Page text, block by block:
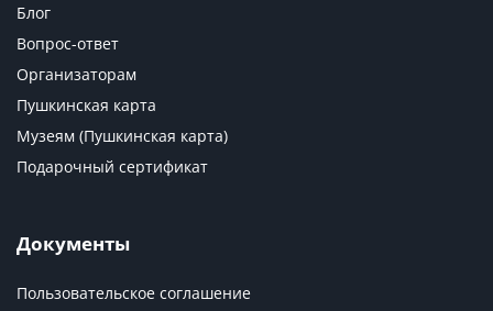
Блог
Вопрос-ответ
Организаторам
Пушкинская карта
Музеям (Пушкинская карта)
Подарочный сертификат
Документы
Пользовательское соглашение